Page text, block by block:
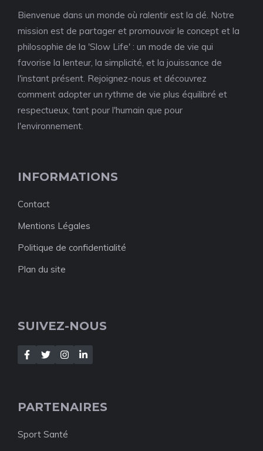
Bienvenue dans un monde où ralentir est la clé. Notre
mission est de partager et promouvoir le concept et la
philosophie de la 'Slow Life' : un mode de vie qui
favorise la lenteur, la simplicité, et la jouissance de
l'instant présent. Rejoignez-nous et découvrez
comment adopter un rythme de vie plus équilibré et
respectueux, tant pour l'humain que pour
l'environnement.
INFORMATIONS
Contact
Mentions Légales
Politique de confidentialité
Plan du site
SUIVEZ-NOUS
PARTENAIRES
Sport Santé